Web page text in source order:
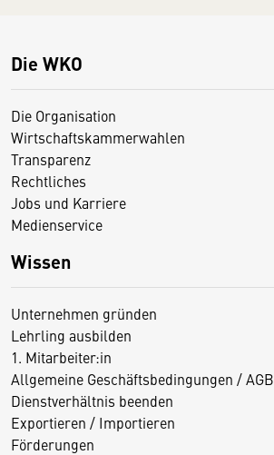
Die WKO
Die Organisation
Wirtschaftskammerwahlen
Transparenz
Rechtliches
Jobs und Karriere
Medienservice
Wissen
Unternehmen gründen
Lehrling ausbilden
1. Mitarbeiter:in
Allgemeine Geschäftsbedingungen / AGB
Dienstverhältnis beenden
Exportieren / Importieren
Förderungen